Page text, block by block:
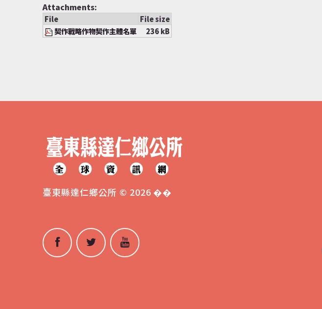
Attachments:
File
File size
契作戰略作物契作主體名單
236 kB
臺東縣達仁鄉公所 © 2026